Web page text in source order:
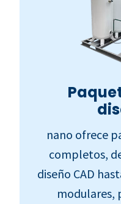
nano ofrece
completos,
diseño CAD
modulares,